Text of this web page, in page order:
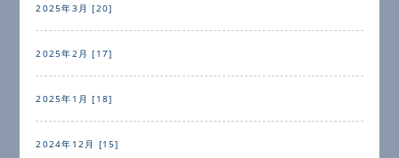
2025年3月 [20]
2025年2月 [17]
2025年1月 [18]
2024年12月 [15]